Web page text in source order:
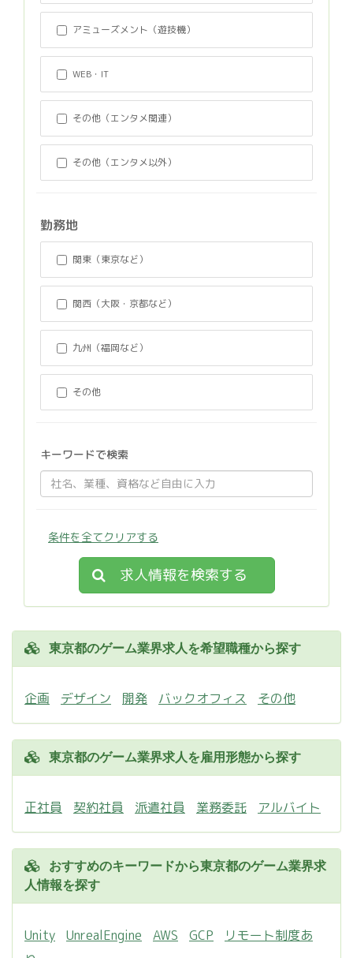
アミューズメント（遊技機）
WEB・IT
その他（エンタメ関連）
その他（エンタメ以外）
勤務地
関東（東京など）
関西（大阪・京都など）
九州（福岡など）
その他
キーワードで検索
条件を全てクリアする
求人情報を検索する
東京都のゲーム業界求人を希望職種から探す
企画 デザイン 開発 バックオフィス その他
東京都のゲーム業界求人を雇用形態から探す
正社員 契約社員 派遣社員 業務委託 アルバイト
おすすめのキーワードから東京都のゲーム業界求
人情報を探す
Unity UnrealEngine AWS GCP
リモート制度あ